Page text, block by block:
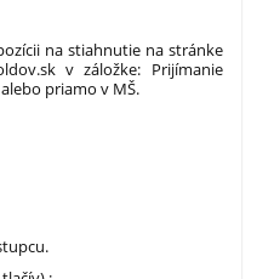
na stiahnutie na stránke
v záložke: Prijímanie
priamo v MŠ.